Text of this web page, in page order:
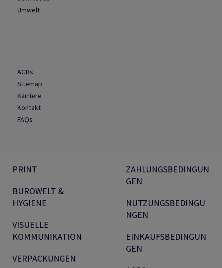
Umwelt
AGBs
Sitemap
Karriere
Kontakt
FAQs
PRINT
BÜROWELT &
HYGIENE
VISUELLE
KOMMUNIKATION
VERPACKUNGEN
ZAHLUNGSBEDINGUN
GEN
NUTZUNGSBEDINGU
NGEN
EINKAUFSBEDINGUN
GEN